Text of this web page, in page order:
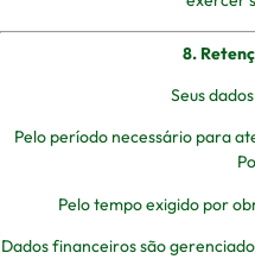
8.
Seus
Pelo período necessário para
Pelo tempo exigido por
Dados financeiros são